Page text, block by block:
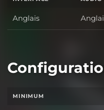
Anglais
MINIMUM